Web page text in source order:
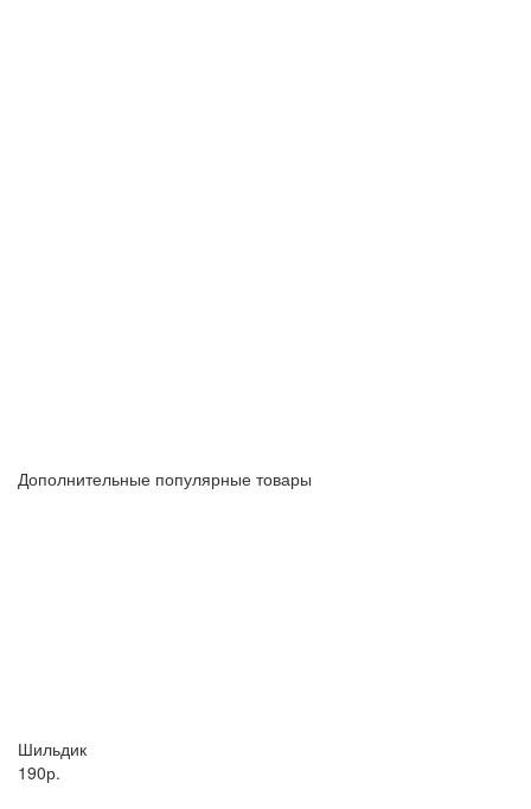
Дополнительные популярные товары
Шильдик
190р.